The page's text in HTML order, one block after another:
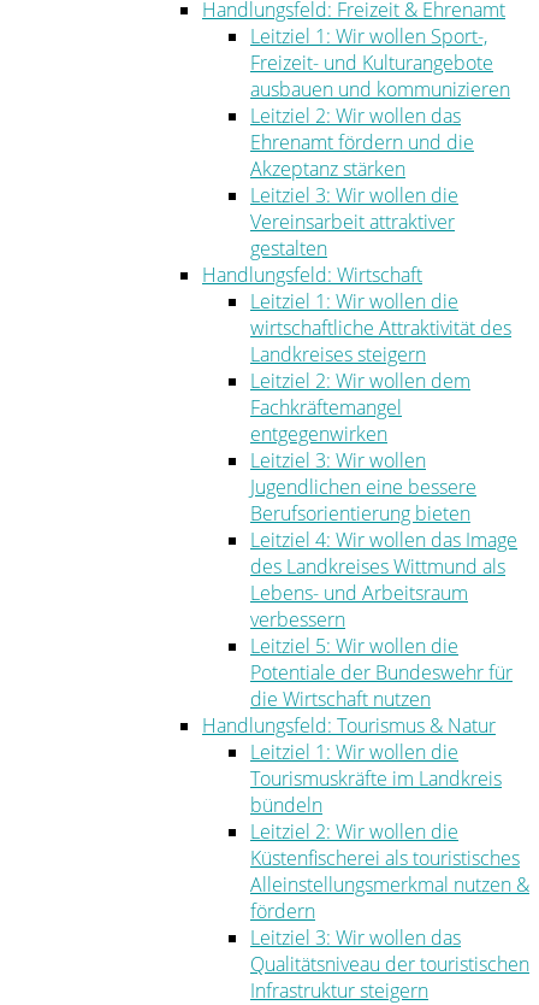
Handlungsfeld: Freizeit & Ehrenamt
Leitziel 1: Wir wollen Sport-,
Freizeit- und Kulturangebote
ausbauen und kommunizieren
Leitziel 2: Wir wollen das
Ehrenamt fördern und die
Akzeptanz stärken
Leitziel 3: Wir wollen die
Vereinsarbeit attraktiver
gestalten
Handlungsfeld: Wirtschaft
Leitziel 1: Wir wollen die
wirtschaftliche Attraktivität des
Landkreises steigern
Leitziel 2: Wir wollen dem
Fachkräftemangel
entgegenwirken
Leitziel 3: Wir wollen
Jugendlichen eine bessere
Berufsorientierung bieten
Leitziel 4: Wir wollen das Image
des Landkreises Wittmund als
Lebens- und Arbeitsraum
verbessern
Leitziel 5: Wir wollen die
Potentiale der Bundeswehr für
die Wirtschaft nutzen
Handlungsfeld: Tourismus & Natur
Leitziel 1: Wir wollen die
Tourismuskräfte im Landkreis
bündeln
Leitziel 2: Wir wollen die
Küstenfischerei als touristisches
Alleinstellungsmerkmal nutzen &
fördern
Leitziel 3: Wir wollen das
Qualitätsniveau der touristischen
Infrastruktur steigern